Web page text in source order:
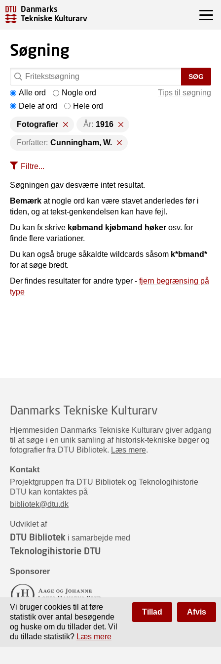
Danmarks
Tekniske Kulturarv
Søgning
SØG
Tips til søgning
Alle ord
Nogle ord
Dele af ord
Hele ord
Fotografier År: 1916
Forfatter: Cunningham, W.
Filtre...
Søgningen gav desværre intet resultat.
Bemærk at nogle ord kan være stavet anderledes før i
tiden, og at tekst-genkendelsen kan have fejl.
Du kan fx skrive købmand kjøbmand høker osv. for
finde flere variationer.
Du kan også bruge såkaldte wildcards såsom k*bmand*
for at søge bredt.
Der findes resultater for andre typer - fjern begrænsing på
type
Danmarks Tekniske Kulturarv
Hjemmesiden Danmarks Tekniske Kulturarv giver adgang
til at søge i en unik samling af historisk-tekniske bøger og
fotografier fra DTU Bibliotek. Læs mere.
Kontakt
Projektgruppen fra DTU Bibliotek og Teknologihistorie
DTU kan kontaktes på
bibliotek@dtu.dk
Udviklet af
DTU Bibliotek i samarbejde med
Teknologihistorie DTU
Sponsorer
Vi bruger cookies til at føre
statistik over antal besøgende
og huske om du tillader det. Vil
du tillade statistik? Læs mere
Tillad Afvis